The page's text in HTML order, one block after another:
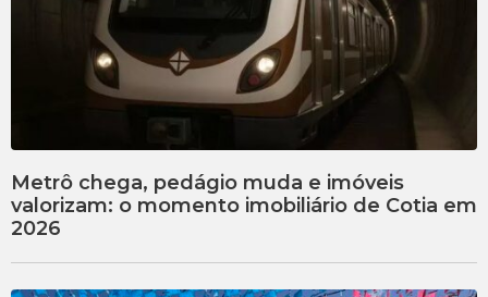
Metrô chega, pedágio muda e imóveis
valorizam: o momento imobiliário de Cotia em
2026